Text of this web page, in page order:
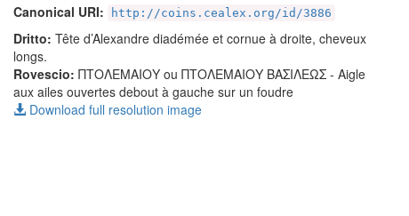
Canonical URI: http://coins.cealex.org/id/3886
Dritto: Tête d’Alexandre diadémée et cornue à droite, cheveux
longs.
Rovescio: ΠΤΟΛΕΜΑΙΟΥ ou ΠΤΟΛΕΜΑΙΟΥ ΒΑΣΙΛΕΩΣ - Aigle
aux ailes ouvertes debout à gauche sur un foudre
Download full resolution image